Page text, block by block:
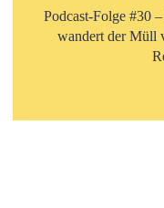
Podcast-Folge #30
wandert der Müll